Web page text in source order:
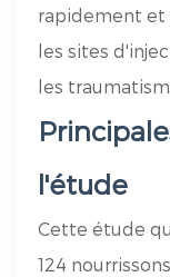
rapidement et
les sites
les
l'étude
Cette étude
124